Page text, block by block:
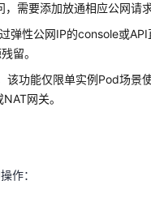
需要添加放通相应公网请
弹性公网IP的console或
留。
功能仅限单实例Pod场景
网关。
作：